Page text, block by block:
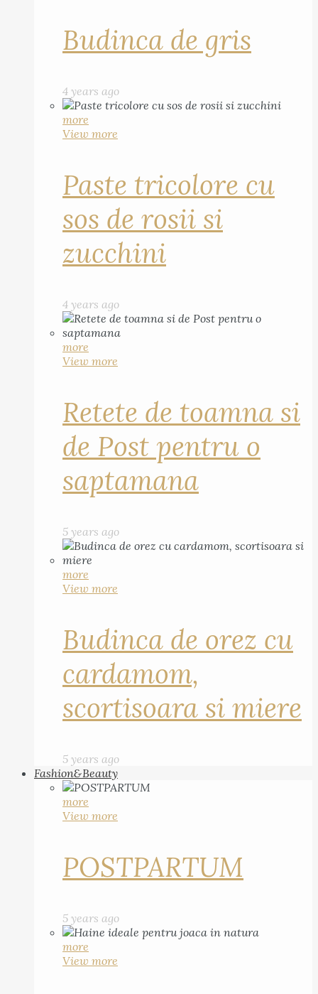
Budinca de gris
4 years ago
more
View more
Paste tricolore cu
sos de rosii si
zucchini
4 years ago
more
View more
Retete de toamna si
de Post pentru o
saptamana
5 years ago
more
View more
Budinca de orez cu
cardamom,
scortisoara si miere
5 years ago
Fashion&Beauty
more
View more
POSTPARTUM
5 years ago
more
View more